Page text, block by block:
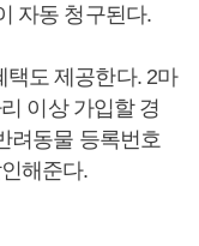
자동 청구된다.
택도 제공한다. 2마
이상 가입할 경
려동물 등록번호
해준다.